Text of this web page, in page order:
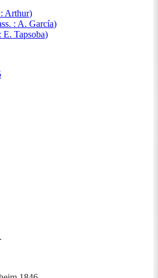
Arthur)
: A. García)
E. Tapsoba)